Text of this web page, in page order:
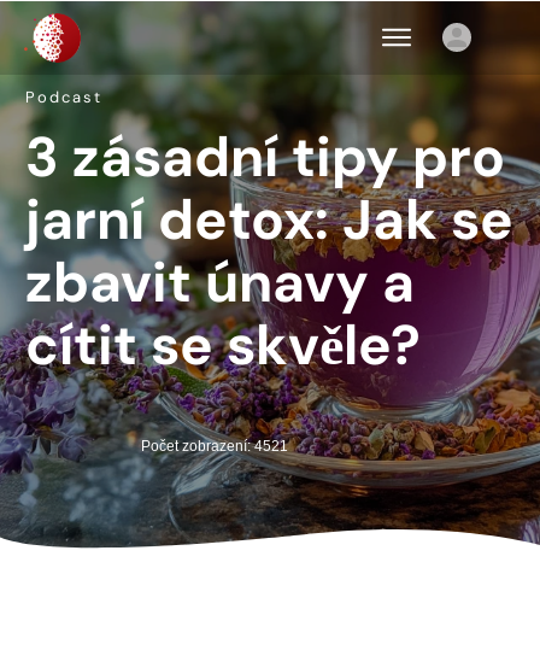
Podcast
3 zásadní tipy pro
jarní detox: Jak se
zbavit únavy a
cítit se skvěle?
Počet zobrazení: 4521